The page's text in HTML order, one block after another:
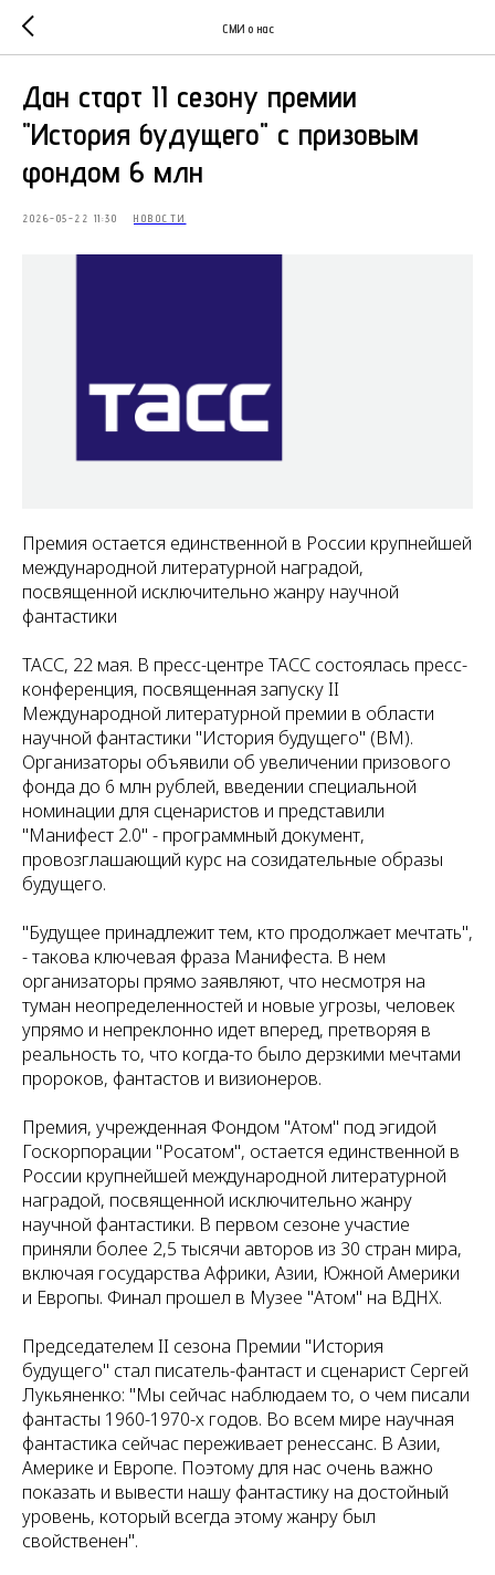
СМИ о нас
Дан старт II сезону премии
"История будущего" с призовым
фондом 6 млн
2026-05-22 11:30 НОВОСТИ
Премия остается единственной в России крупнейшей
международной литературной наградой,
посвященной исключительно жанру научной
фантастики
ТАСС, 22 мая. В пресс-центре ТАСС состоялась пресс-
конференция, посвященная запуску II
Международной литературной премии в области
научной фантастики "История будущего" (ВМ).
Организаторы объявили об увеличении призового
фонда до 6 млн рублей, введении специальной
номинации для сценаристов и представили
"Манифест 2.0" - программный документ,
провозглашающий курс на созидательные образы
будущего.
"Будущее принадлежит тем, кто продолжает мечтать",
- такова ключевая фраза Манифеста. В нем
организаторы прямо заявляют, что несмотря на
туман неопределенностей и новые угрозы, человек
упрямо и непреклонно идет вперед, претворяя в
реальность то, что когда-то было дерзкими мечтами
пророков, фантастов и визионеров.
Премия, учрежденная Фондом "Атом" под эгидой
Госкорпорации "Росатом", остается единственной в
России крупнейшей международной литературной
наградой, посвященной исключительно жанру
научной фантастики. В первом сезоне участие
приняли более 2,5 тысячи авторов из 30 стран мира,
включая государства Африки, Азии, Южной Америки
и Европы. Финал прошел в Музее "Атом" на ВДНХ.
Председателем II сезона Премии "История
будущего" стал писатель-фантаст и сценарист Сергей
Лукьяненко: "Мы сейчас наблюдаем то, о чем писали
фантасты 1960-1970-х годов. Во всем мире научная
фантастика сейчас переживает ренессанс. В Азии,
Америке и Европе. Поэтому для нас очень важно
показать и вывести нашу фантастику на достойный
уровень, который всегда этому жанру был
свойственен".